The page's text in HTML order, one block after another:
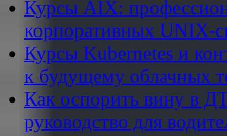
Курсы AIX:
корпоративных UNIX-
Курсы Kubernetes и
к будущему облачных
Как оспорить вину в
руководство для